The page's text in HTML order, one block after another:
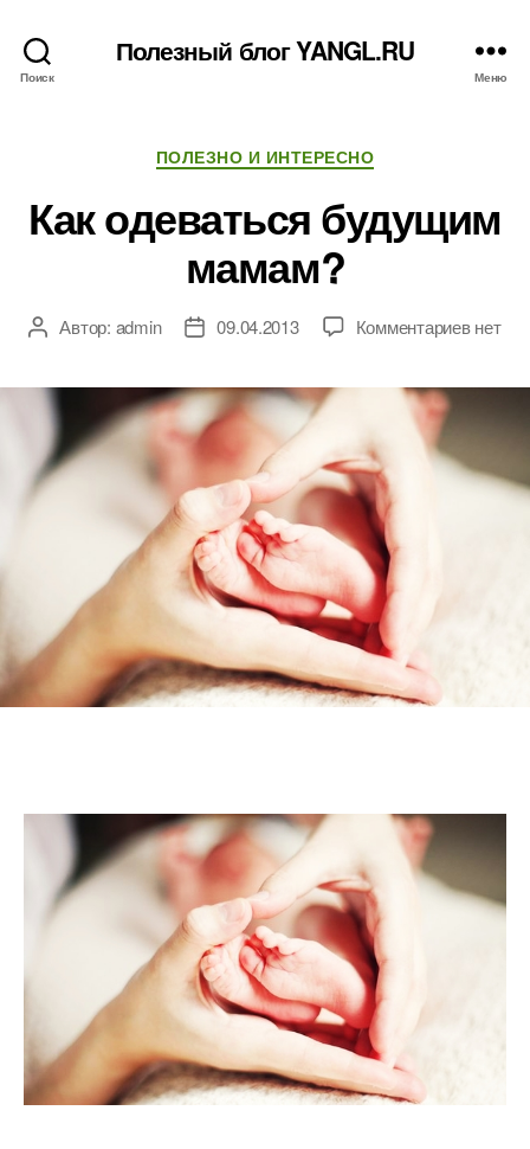
Поиск
Полезный блог YANGL.RU
Меню
Рубрики
ПОЛЕЗНО И ИНТЕРЕСНО
Как одеваться будущим
мамам?
АвторАвтор: admin
Дата09.04.2013 Комментариевк
нет